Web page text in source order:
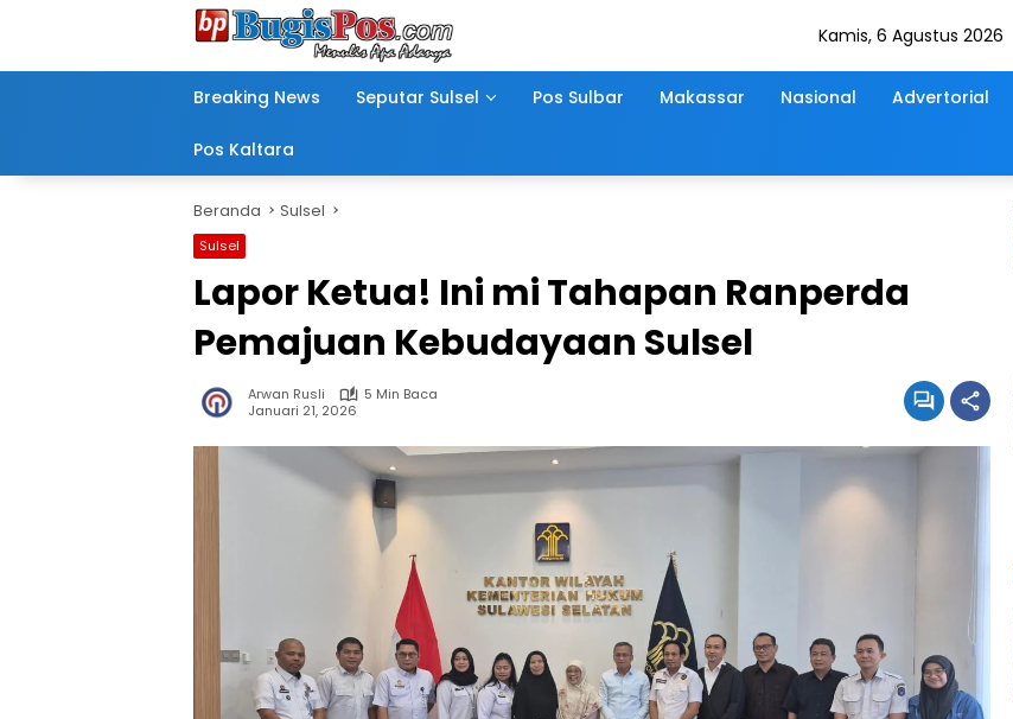
Kamis, 6 Agustus 2026
Breaking News Seputar Sulsel Pos Sulbar Makassar Nasional Advertorial
Pos Kaltara
Beranda Sulsel
Sulsel
Lapor Ketua! Ini mi Tahapan Ranperda
Pemajuan Kebudayaan Sulsel
Arwan Rusli
5 Min Baca
Januari 21, 2026